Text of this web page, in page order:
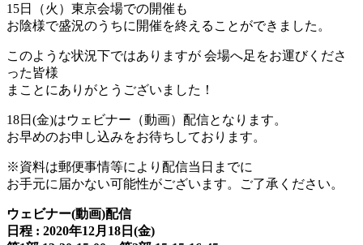
15日（火）東京会場での開催も
お陰様で盛況のうちに開催を終えることができました。
このような状況下ではありますが 会場へ足をお運びくださ
った皆様
まことにありがとうございました！
18日(金)はウェビナー（動画）配信となります。
お早めのお申し込みをお待ちしております。
※資料は郵便事情等により配信当日までに
お手元に届かない可能性がございます。ご了承ください。
ウェビナー(動画)配信
日程 : 2020年12月18日(金)